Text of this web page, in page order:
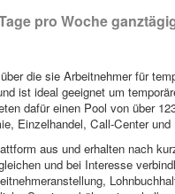
pro Woche
die sie Arbeitnehmer für
ist ideal geeignet um
dafür einen Pool von über
Einzelhandel, Call-Center und
aus und erhalten nach
und bei Interesse